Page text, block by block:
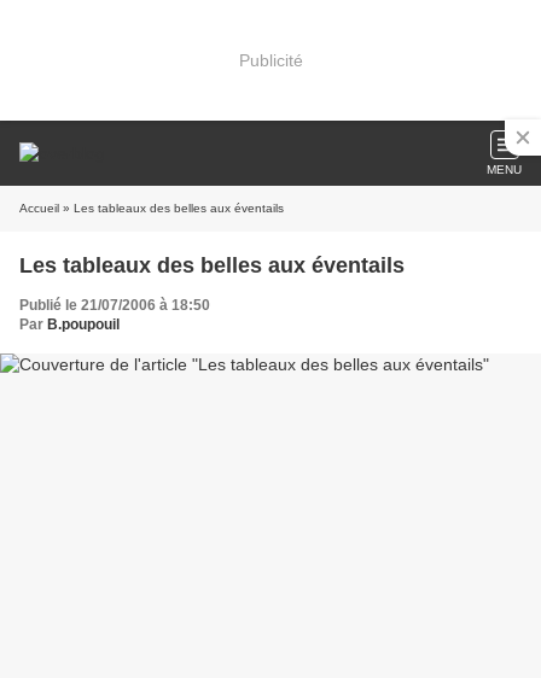
Publicité
MENU
Accueil » Les tableaux des belles aux éventails
Les tableaux des belles aux éventails
Publié le 21/07/2006 à 18:50
Par B.poupouil